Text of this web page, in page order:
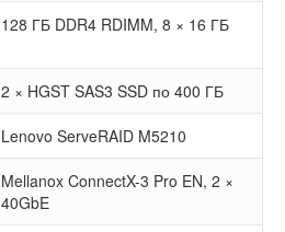
128 ГБ DDR4 RDIMM, 8 × 16 ГБ
2 × HGST SAS3 SSD по 400 ГБ
Lenovo ServeRAID M5210
Mellanox ConnectX-3 Pro EN, 2 ×
40GbE